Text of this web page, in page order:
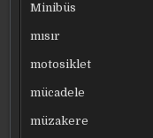
Minibüs
mısır
motosiklet
mücadele
müzakere